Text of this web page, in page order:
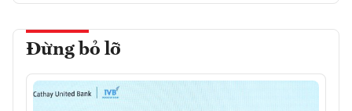
Đừng bỏ lỡ